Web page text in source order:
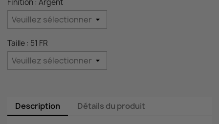
Finition : Argent
Taille : 51 FR
Description Détails du produit